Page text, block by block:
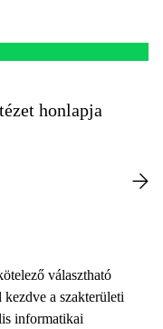
honlapja
választható
a szakterületi
informatikai